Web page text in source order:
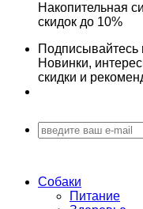
Накопительная
скидок до 10%
Подписывайтесь
Новинки,
скидки и
Собаки
Питание